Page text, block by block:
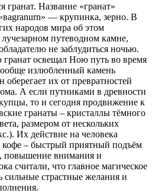
гранат. Название «гранат»
— крупинка, зерно. В
народов мира об этом
путеводном камне,
не заблудиться ночью.
гранат освещал Ною путь во время
излюбленный камень
оберегает их от превратностей
А если путниками в древности
то и сегодня продвижение к
гранаты – кристаллы тёмного
размером от нескольких
Их действие на человека
– быстрый приятный подъём
повышение внимания и
считали, что главное магическое
сильные страстные желания и